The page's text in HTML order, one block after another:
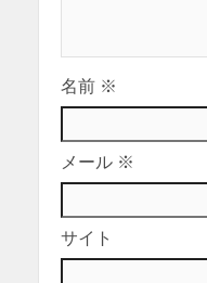
名前 ※
メール ※
サイト